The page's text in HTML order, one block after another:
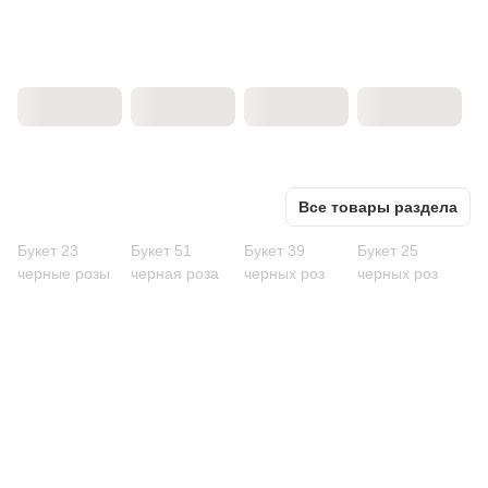
Все товары раздела
Букет 23
черные розы
Букет 51
черная роза
Букет 39
черных роз
Букет 25
черных роз